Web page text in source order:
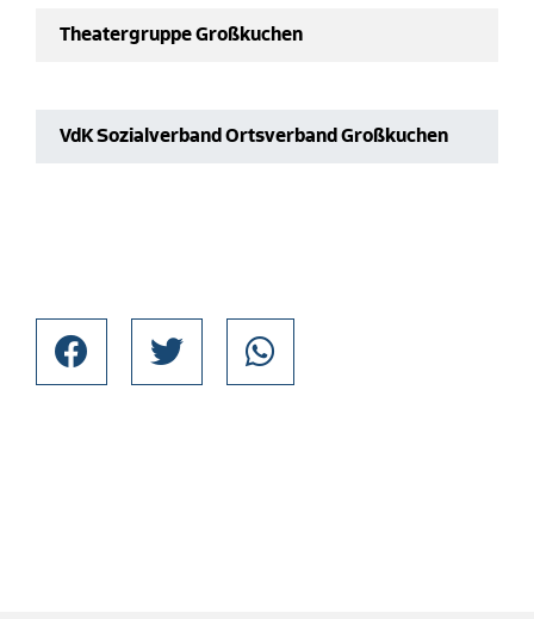
Theatergruppe Großkuchen
VdK Sozialverband Ortsverband Großkuchen